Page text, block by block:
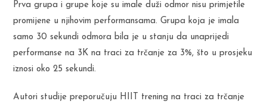
Prva grupa i grupe koje su imale duži odmor nisu primjetile
promijene u njihovim performansama. Grupa koja je imala
samo 30 sekundi odmora bila je u stanju da unaprijedi
performanse na 3K na traci za trčanje za 3%, što u prosjeku
iznosi oko 25 sekundi.
Autori studije preporučuju HIIT trening na traci za trčanje